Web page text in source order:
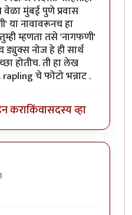
मुंबई पुणे प्रवास
या नावावरूनच हा
म्हणता तसे 'नागफणी'
नोज हे ही सार्थ
होतीच. ती हा लेख
चे फोटो भन्नाट .
कराकिंवासदस्य व्हा